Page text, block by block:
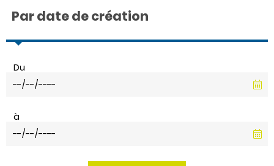
Par date de création
Du
à